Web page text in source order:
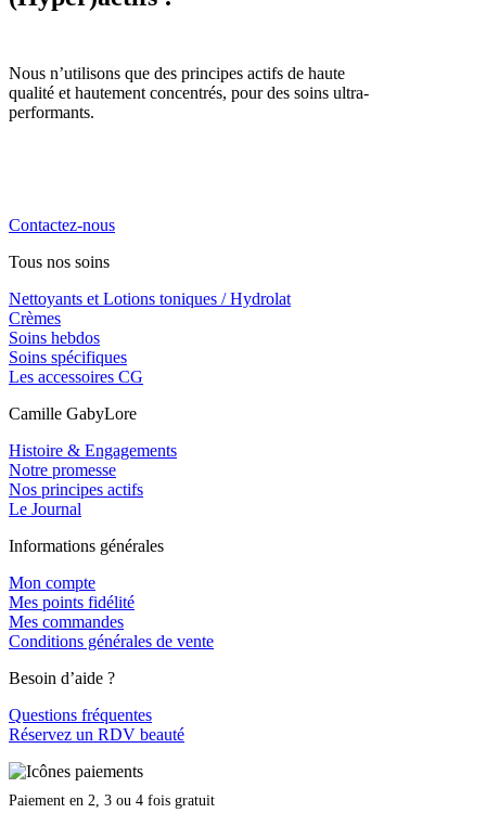
Nous n’utilisons que des principes actifs de haute
qualité et hautement concentrés, pour des soins ultra-
performants.
Contactez-nous
Tous nos soins
Nettoyants et Lotions toniques / Hydrolat
Crèmes
Soins hebdos
Soins spécifiques
Les accessoires CG
Camille GabyLore
Histoire & Engagements
Notre promesse
Nos principes actifs
Le Journal
Informations générales
Mon compte
Mes points fidélité
Mes commandes
Conditions générales de vente
Besoin d’aide ?
Questions fréquentes
Réservez un RDV beauté
Paiement en 2, 3 ou 4 fois gratuit